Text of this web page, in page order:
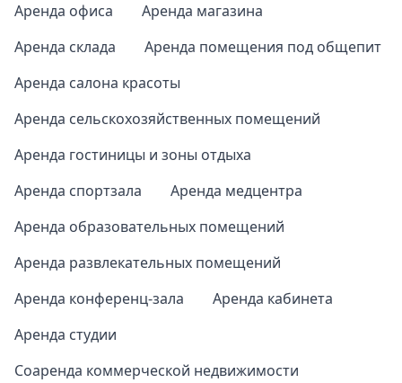
Аренда офиса
Аренда магазина
Аренда склада
Аренда помещения под общепит
Аренда салона красоты
Аренда сельскохозяйственных помещений
Аренда гостиницы и зоны отдыха
Аренда спортзала
Аренда медцентра
Аренда образовательных помещений
Аренда развлекательных помещений
Аренда конференц-зала
Аренда кабинета
Аренда студии
Соаренда коммерческой недвижимости